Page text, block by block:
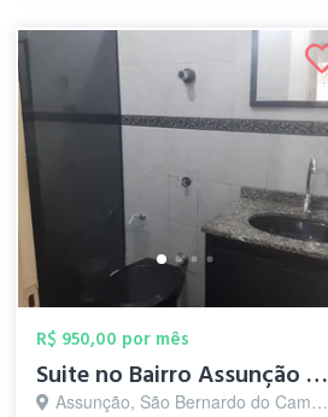
R$ 950,00 por mês
Suite no Bairro Assunção - R$950,00
Assunção, São Bernardo do Campo - SP